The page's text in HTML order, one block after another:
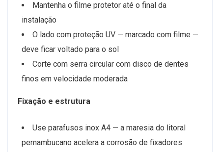
Mantenha o filme protetor até o final da
instalação
O lado com proteção UV — marcado com filme —
deve ficar voltado para o sol
Corte com serra circular com disco de dentes
finos em velocidade moderada
Fixação e estrutura
Use parafusos inox A4 — a maresia do litoral
pernambucano acelera a corrosão de fixadores